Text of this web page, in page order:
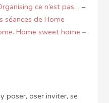
ce n’est pas… –
séances de Home
Home sweet home –
poser, oser inviter, se